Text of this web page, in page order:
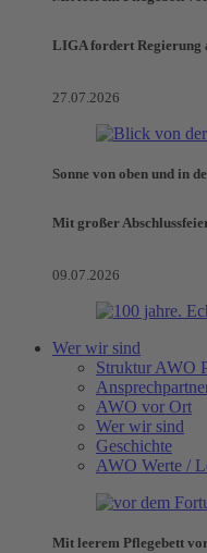
LIGA fordert Regierung
27.07.2026
Sonne von oben und in
Mit großer
09.07.2026
Wer wir sind
Struktur AWO
AWO vor Ort
Wer wir sind
Geschichte
AWO Werte /
Mit leerem Pflegebett